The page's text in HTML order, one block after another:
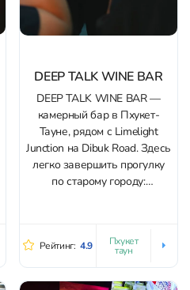
DEEP TALK WINE BAR
DEEP TALK WINE BAR —
камерный бар в Пхукет-
Тауне, рядом с Limelight
Junction на Dibuk Road. Здесь
легко завершить прогулку
по старому городу:
сидеть и разговаривать без
спешки. Главная ставка
сделана на вино из более
Рейтинг: 4.9 Пхукет
таун